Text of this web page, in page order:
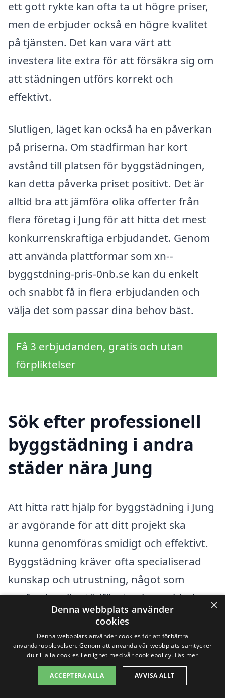
ett gott rykte kan ofta ta ut högre priser,
men de erbjuder också en högre kvalitet
på tjänsten. Det kan vara värt att
investera lite extra för att försäkra sig om
att städningen utförs korrekt och
effektivt.
Slutligen, läget kan också ha en påverkan
på priserna. Om städfirman har kort
avstånd till platsen för byggstädningen,
kan detta påverka priset positivt. Det är
alltid bra att jämföra olika offerter från
flera företag i Jung för att hitta det mest
konkurrenskraftiga erbjudandet. Genom
att använda plattformar som xn--
byggstdning-pris-0nb.se kan du enkelt
och snabbt få in flera erbjudanden och
välja det som passar dina behov bäst.
Få 3 erbjudanden, gratis och utan
förpliktelser
Sök efter professionell
byggstädning i andra
städer nära Jung
Att hitta rätt hjälp för byggstädning i Jung
är avgörande för att ditt projekt ska
kunna genomföras smidigt och effektivt.
Byggstädning kräver ofta specialiserad
kunskap och utrustning, något som
professionella städföretag kan erbjuda.
Genom att vända dig till experter kan du
säkerställa att din byggplats blir
ordentligt städad och säker för fortsatt
arbete eller inflyttning. Om du är ute efter
byggstädning i Jung, finns det även
×
Denna webbplats använder
cookies
Denna webbplats använder cookies för att förbättra
användarupplevelsen. Genom att använda vår webbplats samtycker
du till alla cookies i enlighet med vår cookiepolicy. Läs mer
ACCEPTERA ALLA AVVISA ALLT